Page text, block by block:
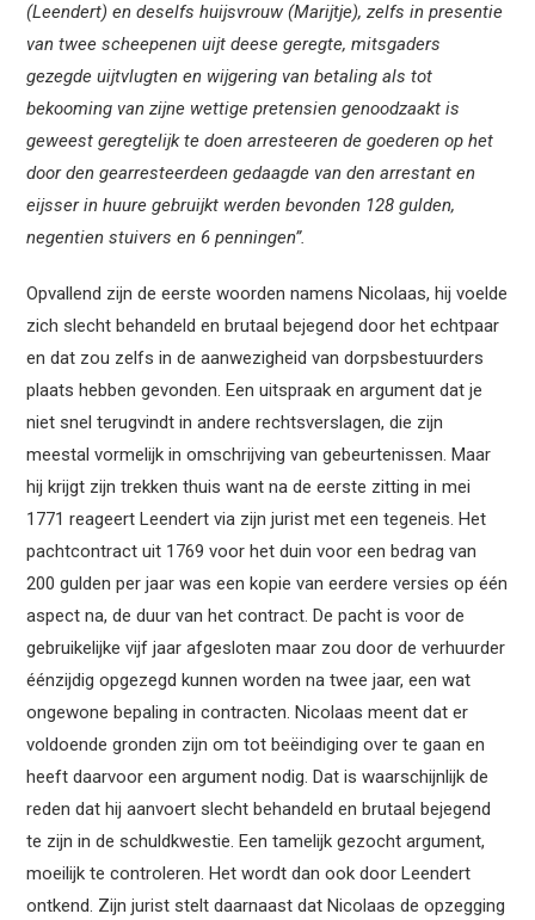
(Leendert) en deselfs huijsvrouw (Marijtje), zelfs in presentie
van twee scheepenen uijt deese geregte, mitsgaders
gezegde uijtvlugten en wijgering van betaling als tot
bekooming van zijne wettige pretensien genoodzaakt is
geweest geregtelijk te doen arresteeren de goederen op het
door den gearresteerdeen gedaagde van den arrestant en
eijsser in huure gebruijkt werden bevonden 128 gulden,
negentien stuivers en 6 penningen”.
Opvallend zijn de eerste woorden namens Nicolaas, hij voelde
zich slecht behandeld en brutaal bejegend door het echtpaar
en dat zou zelfs in de aanwezigheid van dorpsbestuurders
plaats hebben gevonden. Een uitspraak en argument dat je
niet snel terugvindt in andere rechtsverslagen, die zijn
meestal vormelijk in omschrijving van gebeurtenissen. Maar
hij krijgt zijn trekken thuis want na de eerste zitting in mei
1771 reageert Leendert via zijn jurist met een tegeneis. Het
pachtcontract uit 1769 voor het duin voor een bedrag van
200 gulden per jaar was een kopie van eerdere versies op één
aspect na, de duur van het contract. De pacht is voor de
gebruikelijke vijf jaar afgesloten maar zou door de verhuurder
éénzijdig opgezegd kunnen worden na twee jaar, een wat
ongewone bepaling in contracten. Nicolaas meent dat er
voldoende gronden zijn om tot beëindiging over te gaan en
heeft daarvoor een argument nodig. Dat is waarschijnlijk de
reden dat hij aanvoert slecht behandeld en brutaal bejegend
te zijn in de schuldkwestie. Een tamelijk gezocht argument,
moeilijk te controleren. Het wordt dan ook door Leendert
ontkend. Zijn jurist stelt daarnaast dat Nicolaas de opzegging